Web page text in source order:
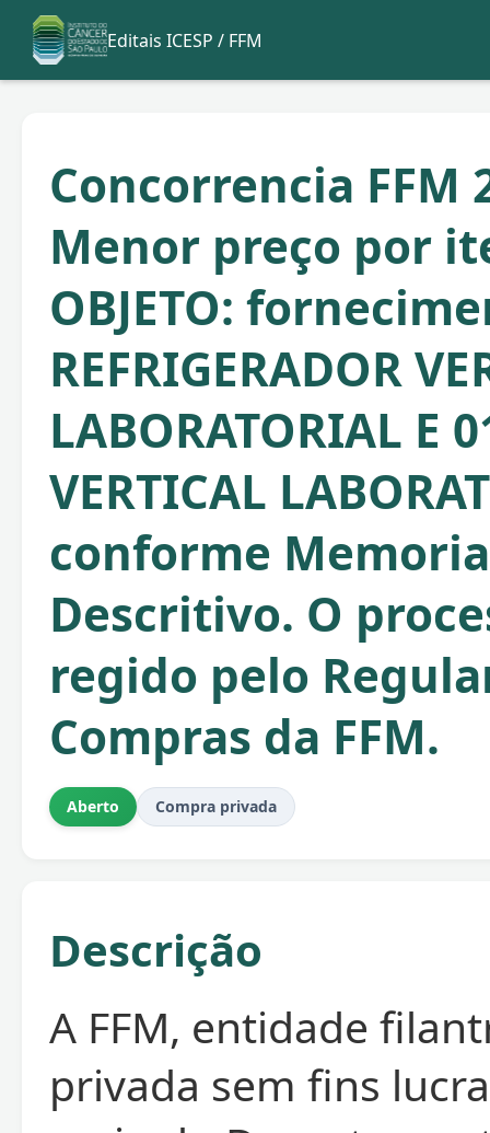
Editais ICESP / FFM
Concorrencia FFM
Menor preço por
OBJETO:
REFRIGERADOR
LABORATORIAL E
VERTICAL
conforme
Descritivo. O
regido pelo
Compras da FFM.
Aberto Compra privada
Descrição
A FFM, entidade
privada sem fins